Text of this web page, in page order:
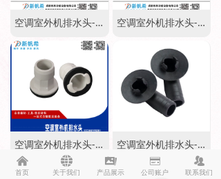
空调室外机排水头-长虹新款 空调室外机排水头-TCL新款
空调室外机排水头-日立海信中央空调 空调室外机排水头-松下
낀
首页
뀁
关于我们
끡
产品展示
녃
公司账户
뀡
联系我们